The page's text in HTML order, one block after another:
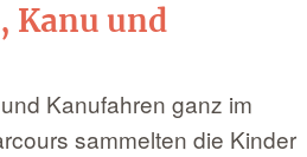
Kanu und
Kanufahren ganz im
sammelten die Kinder